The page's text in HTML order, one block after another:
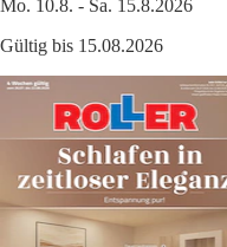
Mo. 10.8. - Sa. 15.8.2026
Gültig bis 15.08.2026